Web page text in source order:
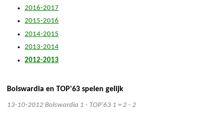
2016-2017
2015-2016
2014-2015
2013-2014
2012-2013
Bolswardia en TOP'63 spelen gelijk
13-10-2012 Bolswardia 1 - TOP'63 1 = 2 - 2